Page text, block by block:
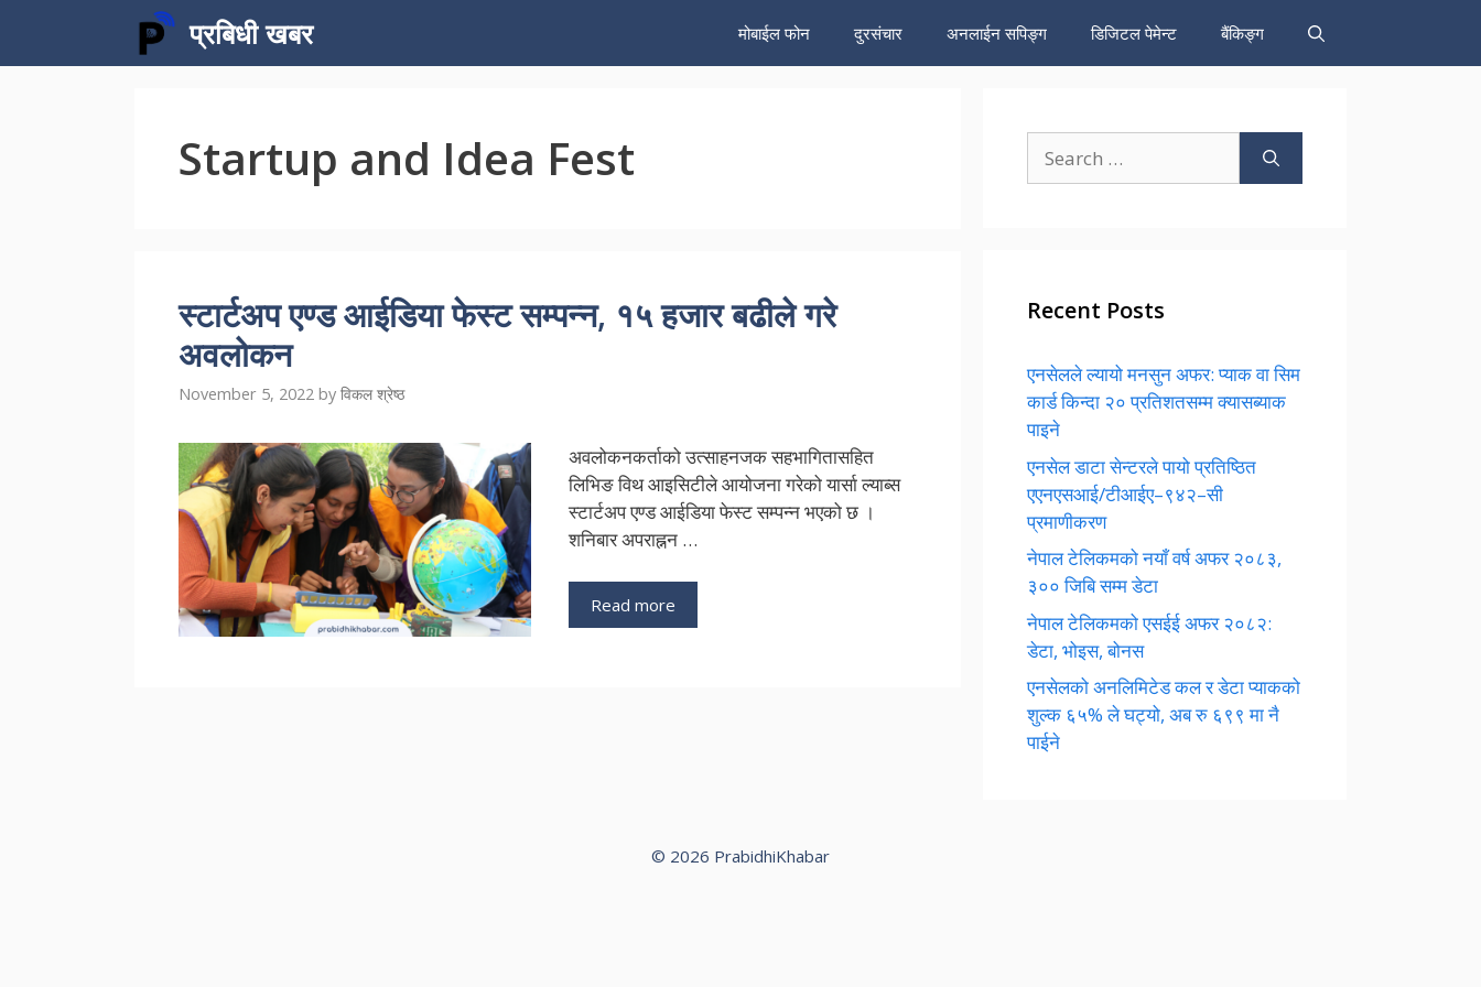
content
प्रबिधी खबर मोबाईल फोन दुरसंचार अनलाईन सपिङ्ग डिजिटल पेमेन्ट बैंकिङ्ग
Startup and Idea Fest
स्टार्टअप एण्ड आईडिया फेस्ट सम्पन्न, १५ हजार बढीले गरे
अवलोकन
November 5, 2022 by विकल श्रेष्ठ
अवलोकनकर्ताको उत्साहनजक सहभागितासहित
लिभिङ विथ आइसिटीले आयोजना गरेको यार्सा ल्याब्स
स्टार्टअप एण्ड आईडिया फेस्ट सम्पन्न भएको छ ।
शनिबार अपराह्नन …
Read more
for:
Recent Posts
एनसेलले ल्यायो मनसुन अफर: प्याक वा सिम
कार्ड किन्दा २० प्रतिशतसम्म क्यासब्याक
पाइने
एनसेल डाटा सेन्टरले पायो प्रतिष्ठित
एएनएसआई/टीआईए–९४२–सी
प्रमाणीकरण
नेपाल टेलिकमको नयाँ वर्ष अफर २०८३,
३०० जिबि सम्म डेटा
नेपाल टेलिकमको एसईई अफर २०८२:
डेटा, भोइस, बोनस
एनसेलको अनलिमिटेड कल र डेटा प्याकको
शुल्क ६५% ले घट्यो, अब रु ६९९ मा नै
पाईने
© 2026 PrabidhiKhabar